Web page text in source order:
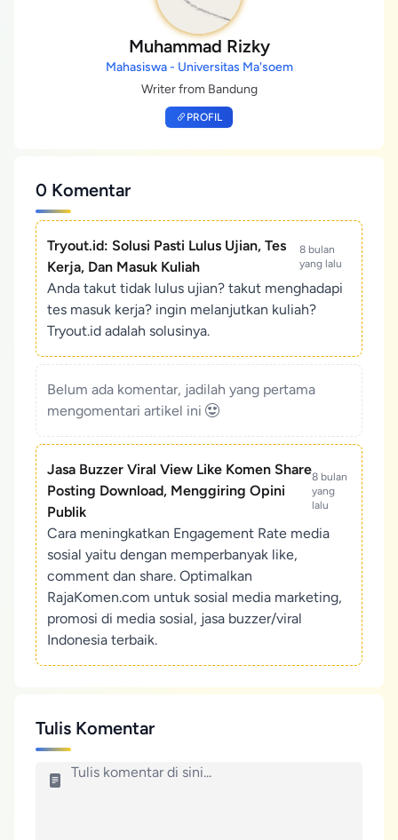
Muhammad Rizky
Mahasiswa - Universitas Ma'soem
Writer from Bandung
PROFIL
0 Komentar
Tryout.id: Solusi Pasti Lulus Ujian, Tes
Kerja, Dan Masuk Kuliah
8 bulan
yang lalu
Anda takut tidak lulus ujian? takut menghadapi
tes masuk kerja? ingin melanjutkan kuliah?
Tryout.id adalah solusinya.
Belum ada komentar, jadilah yang pertama
mengomentari artikel ini
Jasa Buzzer Viral View Like Komen Share
Posting Download, Menggiring Opini
Publik
8 bulan
yang
lalu
Cara meningkatkan Engagement Rate media
sosial yaitu dengan memperbanyak like,
comment dan share. Optimalkan
RajaKomen.com untuk sosial media marketing,
promosi di media sosial, jasa buzzer/viral
Indonesia terbaik.
Tulis Komentar